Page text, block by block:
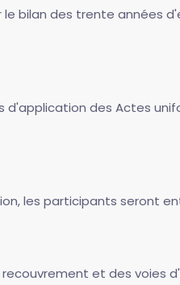
bilan des trente années
des Actes
les participants seront
et des voies